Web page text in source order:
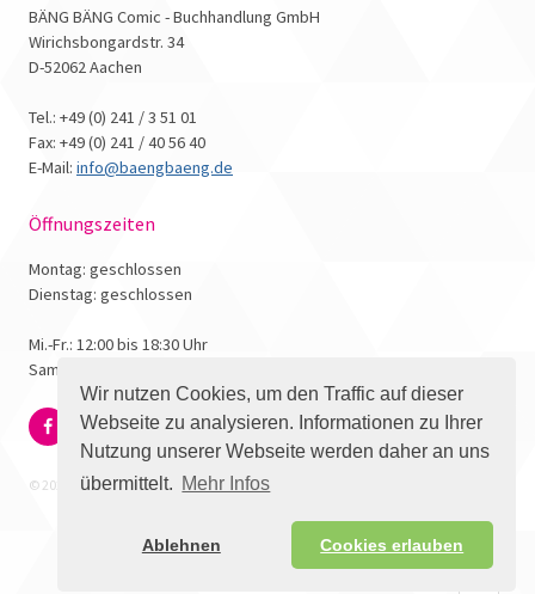
Wir nutzen Cookies, um den Traffic auf dieser
Webseite zu analysieren. Informationen zu Ihrer
Nutzung unserer Webseite werden daher an uns
übermittelt. Mehr Infos
Ablehnen Cookies erlauben
BÄNG BÄNG Comic - Buchhandlung GmbH
Wirichsbongardstr. 34
D-52062 Aachen
Tel.: +49 (0) 241 / 3 51 01
Fax: +49 (0) 241 / 40 56 40
E-Mail: info@baengbaeng.de
Öffnungszeiten
Montag: geschlossen
Dienstag: geschlossen
Mi.-Fr.: 12:00 bis 18:30 Uhr
Samstag: 10:00 bis 17:00 Uhr
© 2026 - Bäng Bäng Comicbuchhandlung